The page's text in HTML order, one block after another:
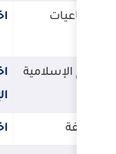
التاريخ
مادة العلوم
مادة الفلسفة